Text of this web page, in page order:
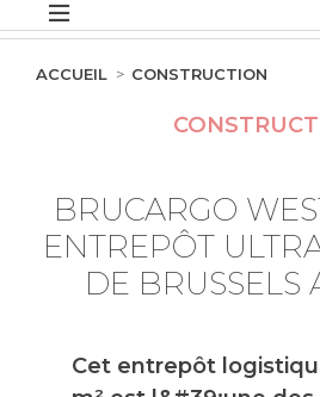
ACCUEIL CONSTRUCTION
BRUCARGO
ENTREPÔT
DE BRUSSELS
Cet entrepôt